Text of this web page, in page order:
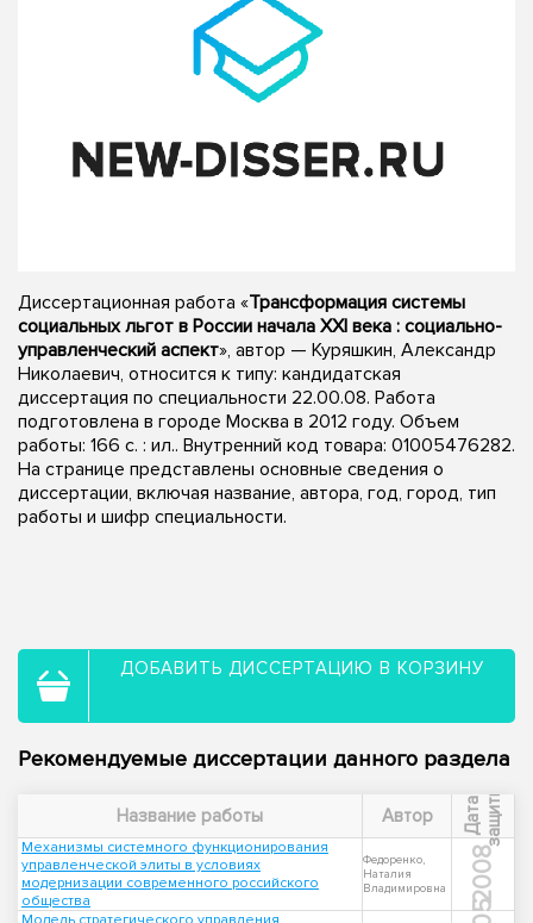
Диссертационная работа «Трансформация системы
социальных льгот в России начала XXI века : социально-
управленческий аспект», автор — Куряшкин, Александр
Николаевич, относится к типу: кандидатская
диссертация по специальности 22.00.08. Работа
подготовлена в городе Москва в 2012 году. Объем
работы: 166 с. : ил.. Внутренний код товара: 01005476282.
На странице представлены основные сведения о
диссертации, включая название, автора, год, город, тип
работы и шифр специальности.
ДОБАВИТЬ ДИССЕРТАЦИЮ В КОРЗИНУ
Рекомендуемые диссертации данного раздела
Название работы Автор Д
а
т
а
з
а
щ
и
т ы
Механизмы системного функционирования
управленческой элиты в условиях
модернизации современного российского
общества
Федоренко,
Наталия
Владимировна
2008